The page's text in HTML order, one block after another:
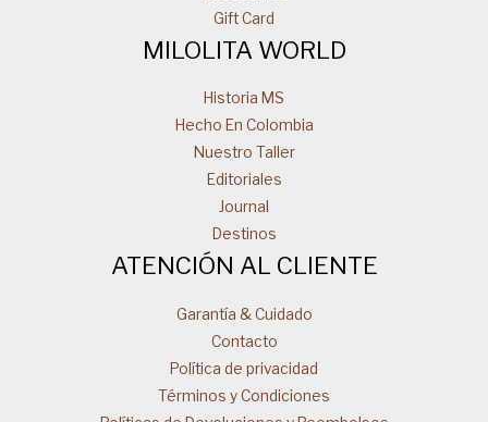
Gift Card
MILOLITA WORLD
Historia MS
Hecho En Colombia
Nuestro Taller
Editoriales
Journal
Destinos
ATENCIÓN AL CLIENTE
Garantía & Cuidado
Contacto
Política de privacidad
Términos y Condiciones